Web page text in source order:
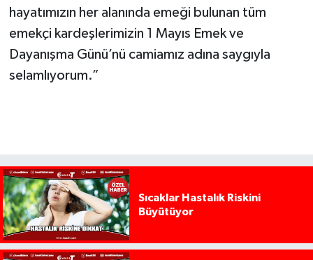
hayatımızın her alanında emeği bulunan tüm
emekçi kardeşlerimizin 1 Mayıs Emek ve
Dayanışma Günü’nü camiamız adına saygıyla
selamlıyorum.”
Sıcaklar Hastalık Riskini
Büyütüyor